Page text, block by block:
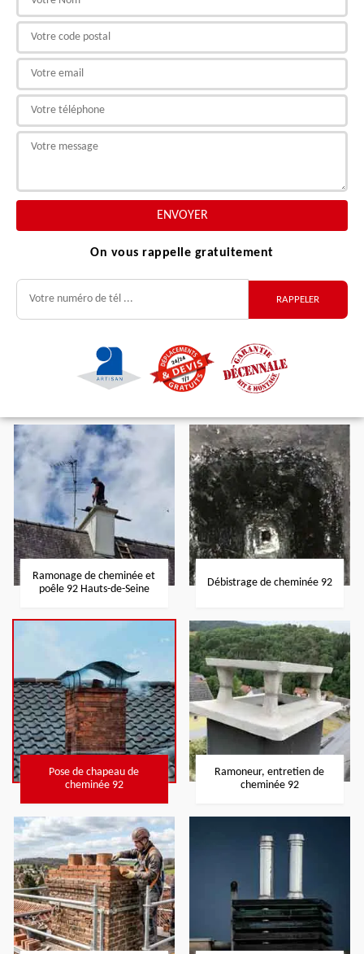
On vous rappelle gratuitement
Ramonage de cheminée et
poêle 92 Hauts-de-Seine
Débistrage de cheminée 92
Pose de chapeau de
cheminée 92
Ramoneur, entretien de
cheminée 92